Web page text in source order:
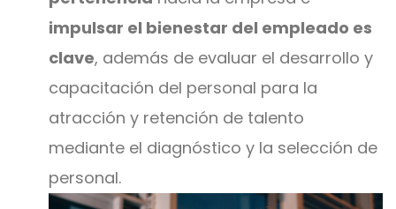
impulsar el bienestar del empleado es
clave, además de evaluar el desarrollo y
capacitación del personal para la
atracción y retención de talento
mediante el diagnóstico y la selección de
personal.